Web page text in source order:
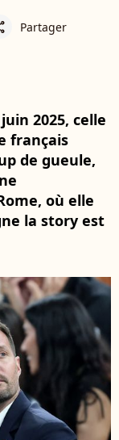
Partager
2025, celle
français
de gueule,
où elle
la story est